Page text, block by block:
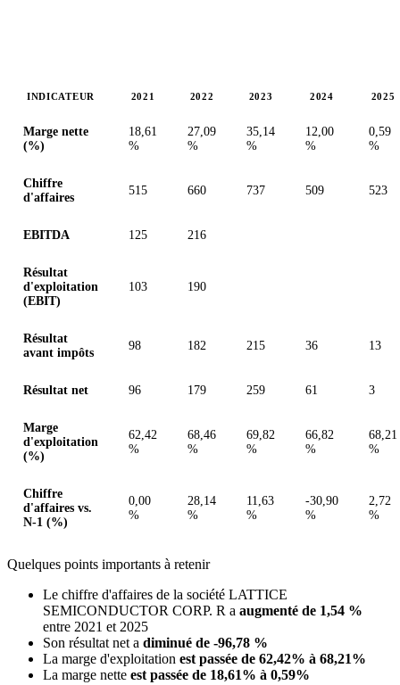
INDICATEUR 2021 2022 2023 2024 2025
Marge nette
(%)
18,61
%
27,09
%
35,14
%
12,00
%
0,59
%
Chiffre
d'affaires
515 660 737 509 523
EBITDA 125 216
Résultat
d'exploitation
(EBIT)
103 190
Résultat
avant impôts
98 182 215 36 13
Résultat net 96 179 259 61 3
Marge
d'exploitation
(%)
62,42
%
68,46
%
69,82
%
66,82
%
68,21
%
Chiffre
d'affaires vs.
N-1 (%)
0,00
%
28,14
%
11,63
%
-30,90
%
2,72
%
Quelques points importants à retenir
Le chiffre d'affaires de la société LATTICE
SEMICONDUCTOR CORP. R a augmenté de 1,54 %
entre 2021 et 2025
Son résultat net a diminué de -96,78 %
La marge d'exploitation est passée de 62,42% à 68,21%
La marge nette est passée de 18,61% à 0,59%